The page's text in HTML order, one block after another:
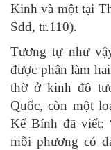
Kinh và một tại
Sdđ, tr.110).
Tương tự như
được phân làm
thờ ở kinh đô
Quốc, còn một
Kế Bính đã viết:
mỗi phương có